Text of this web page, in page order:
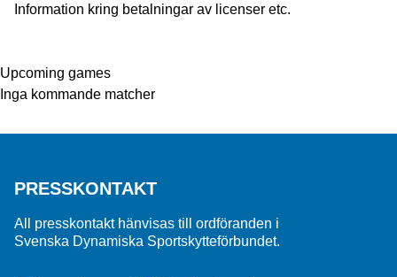
Information kring betalningar av licenser etc.
Upcoming games
Inga kommande matcher
PRESSKONTAKT
All presskontakt hänvisas till ordföranden i
Svenska Dynamiska Sportskytteförbundet.